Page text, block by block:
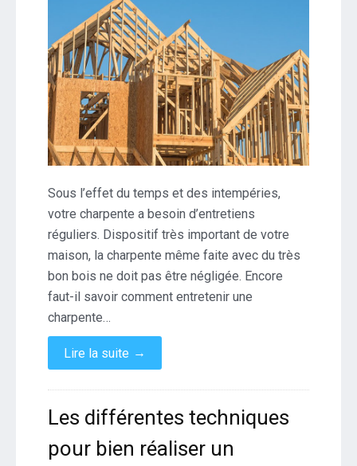
Sous l’effet du temps et des intempéries,
votre charpente a besoin d’entretiens
réguliers. Dispositif très important de votre
maison, la charpente même faite avec du très
bon bois ne doit pas être négligée. Encore
faut-il savoir comment entretenir une
charpente…
Lire la suite →
Les différentes techniques
pour bien réaliser un